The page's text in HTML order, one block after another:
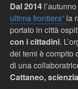
Dal 2014
ultima frontiera” la
portato in città
con i cittadini.
dei temi è compito
di una
Cattaneo,